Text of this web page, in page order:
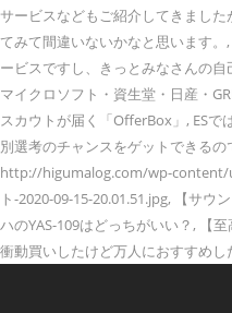
サービスなどもご紹介してきまし
てみて間違いないかなと思います
ービスですし、きっとみなさんの
マイクロソフト・資生堂・日産・
スカウトが届く「OfferBox」, ES
別選考のチャンスをゲットできるの
http://higumalog.com/wp-content/
ト-2020-09-15-20.01.51.jpg, 【サウ
ハのYAS-109はどっちがいい？, 【
衝動買いしたけど万人におすすめし